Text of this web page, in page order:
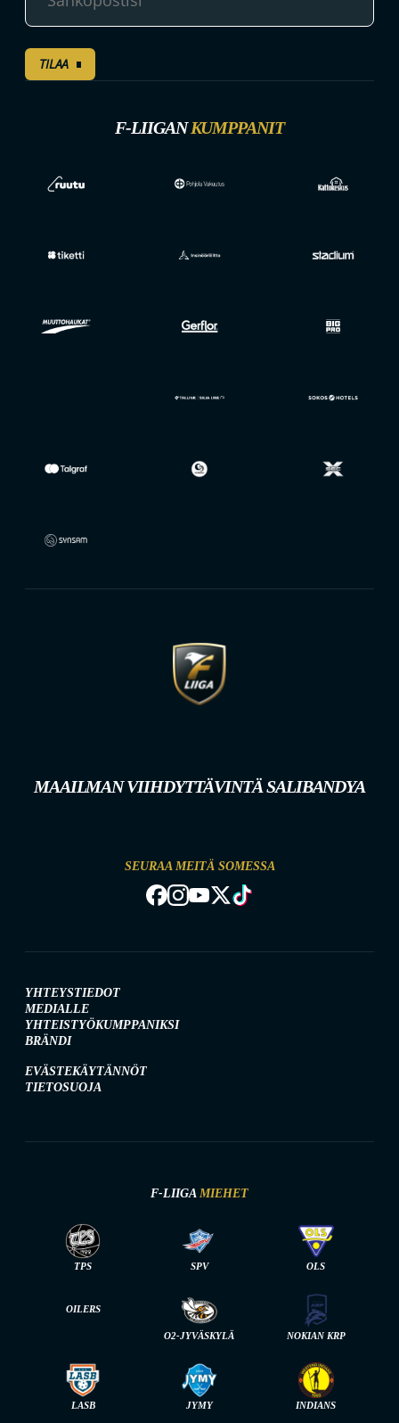
TILAA
F-LIIGANKUMPPANIT
MAAILMAN VIIHDYTTÄVINTÄ SALIBANDYA
SEURAA MEITÄ SOMESSA
YHTEYSTIEDOT
MEDIALLE
YHTEISTYÖKUMPPANIKSI
BRÄNDI
EVÄSTEKÄYTÄNNÖT
TIETOSUOJA
F-LIIGA MIEHET
TPS SPV OLS
OILERS
O2-JYVÄSKYLÄ NOKIAN KRP
LASB JYMY INDIANS